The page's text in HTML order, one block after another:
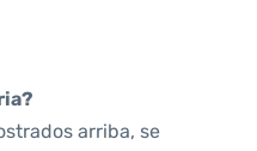
arriba, se